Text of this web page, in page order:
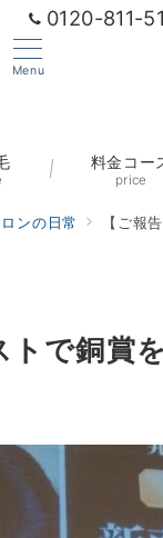
0120-811-
Menu
料金コー
price
ンの日常 【ご報
で銅賞